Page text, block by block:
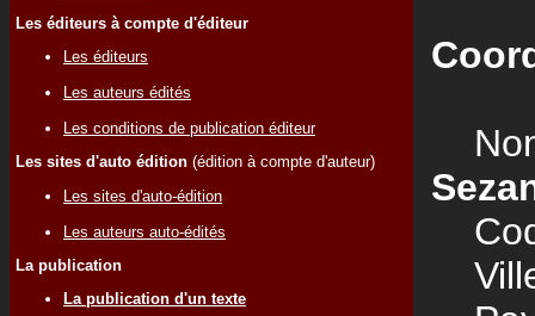
Les éditeurs à compte d'éditeur
Les éditeurs
Les auteurs édités
Les conditions de publication éditeur
Les sites d'auto édition (édition à compte d'auteur)
Les sites d'auto-édition
Les auteurs auto-édités
La publication
La publication d'un texte